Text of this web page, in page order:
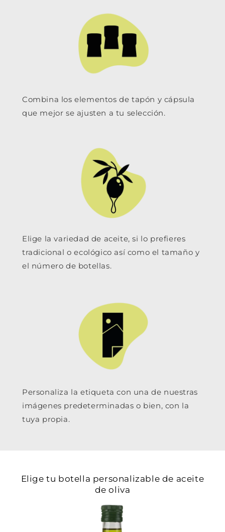
Combina los elementos de tapón y cápsula
que mejor se ajusten a tu selección.
Elige la variedad de aceite, si lo prefieres
tradicional o ecológico así como el tamaño y
el número de botellas.
Personaliza la etiqueta con una de nuestras
imágenes predeterminadas o bien, con la
tuya propia.
Elige tu botella personalizable de aceite
de oliva